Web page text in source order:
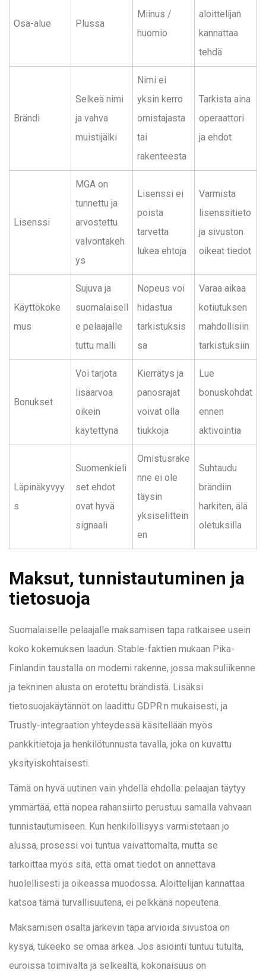
Osa-alue Plussa
Miinus /
huomio
aloittelijan
kannattaa
tehdä
Brändi
Selkeä nimi
ja vahva
muistijälki
Nimi ei
yksin kerro
omistajasta
tai
rakenteesta
Tarkista aina
operaattori
ja ehdot
Lisenssi
MGA on
tunnettu ja
arvostettu
valvontakeh
ys
Lisenssi ei
poista
tarvetta
lukea ehtoja
Varmista
lisenssitieto
ja sivuston
oikeat tiedot
Käyttökoke
mus
Sujuva ja
suomalaisell
e pelaajalle
tuttu malli
Nopeus voi
hidastua
tarkistuksis
sa
Varaa aikaa
kotiutuksen
mahdollisiin
tarkistuksiin
Bonukset
Voi tarjota
lisäarvoa
oikein
käytettynä
Kierrätys ja
panosrajat
voivat olla
tiukkoja
Lue
bonuskohdat
ennen
aktivointia
Läpinäkyvyy
s
Suomenkieli
set ehdot
ovat hyvä
signaali
Omistusrake
nne ei ole
täysin
yksiselittein
en
Suhtaudu
brändiin
harkiten, älä
oletuksilla
Maksut, tunnistautuminen ja
tietosuoja
Suomalaiselle pelaajalle maksamisen tapa ratkaisee usein
koko kokemuksen laadun. Stable-faktien mukaan Pika-
Finlandin taustalla on moderni rakenne, jossa maksuliikenne
ja tekninen alusta on erotettu brändistä. Lisäksi
tietosuojakäytännöt on laadittu GDPR:n mukaisesti, ja
Trustly-integraation yhteydessä käsitellään myös
pankkitietoja ja henkilötunnusta tavalla, joka on kuvattu
yksityiskohtaisesti.
Tämä on hyvä uutinen vain yhdellä ehdolla: pelaajan täytyy
ymmärtää, että nopea rahansiirto perustuu samalla vahvaan
tunnistautumiseen. Kun henkilöllisyys varmistetaan jo
alussa, prosessi voi tuntua vaivattomalta, mutta se
tarkoittaa myös sitä, että omat tiedot on annettava
huolellisesti ja oikeassa muodossa. Aloittelijan kannattaa
katsoa tämä turvallisuutena, ei pelkkänä nopeutena.
Maksamisen osalta järkevin tapa arvioida sivustoa on
kysyä, tukeeko se omaa arkea. Jos asiointi tuntuu tutulta,
euroissa toimivalta ja selkeältä, kokonaisuus on